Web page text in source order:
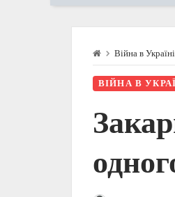
Війна в Україні
ВІЙНА В